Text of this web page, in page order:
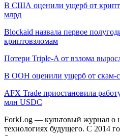
В США оценили ущерб от
млрд
Blockaid назвала первое
криптовзломам
Потери Triple-A от взлома
В ООН оценили ущерб от скам-
AFX Trade приостановила
млн USDC
ForkLog — культовый журнал о
технологиях будущего. С 2014